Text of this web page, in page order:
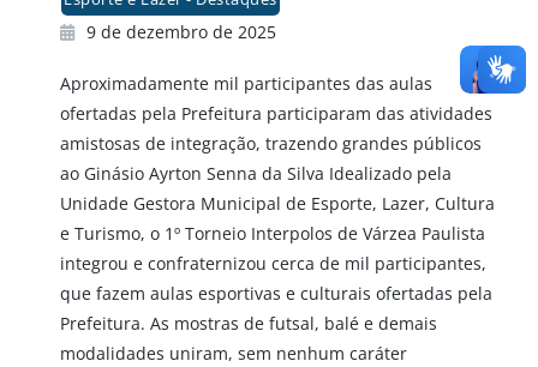
9 de dezembro de 2025
Aproximadamente mil participantes das aulas
ofertadas pela Prefeitura participaram das atividades
amistosas de integração, trazendo grandes públicos
ao Ginásio Ayrton Senna da Silva Idealizado pela
Unidade Gestora Municipal de Esporte, Lazer, Cultura
e Turismo, o 1º Torneio Interpolos de Várzea Paulista
integrou e confraternizou cerca de mil participantes,
que fazem aulas esportivas e culturais ofertadas pela
Prefeitura. As mostras de futsal, balé e demais
modalidades uniram, sem nenhum caráter